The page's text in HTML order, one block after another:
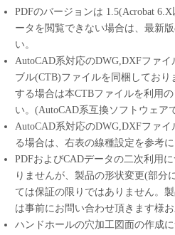
PDFのバージョンは 1.5(Acrobat
ータを閲覧できない場合は、最新版
い。
AutoCAD系対応のDWG,DXFファ
ブル(CTB)ファイルを同梱してお
する場合は本CTBファイルを利用
い。(AutoCAD系互換ソフトウェア
AutoCAD系対応のDWG,DXFファ
る場合は、右表の線種設定を参考に
PDFおよびCADデータの二次利用
りませんが、製品の形状変更(部分
ては保証の限りではありません。
は事前にお問い合わせ頂きます様お
ハンドホールの穴加工図面の作成